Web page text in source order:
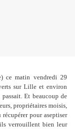
ce matin vendredi 29
sur Lille et environ
Et beaucoup de
propriétaires moisis,
pour aseptiser
verrouillent bien leur